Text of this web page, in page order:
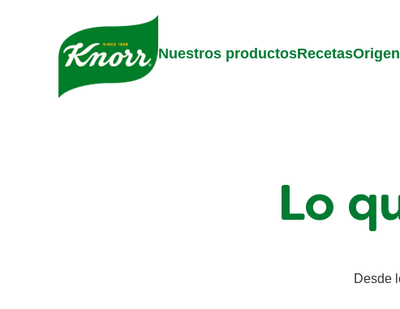
Skip to:
Nuestros productosRecetasOrigen
Lo
Desde